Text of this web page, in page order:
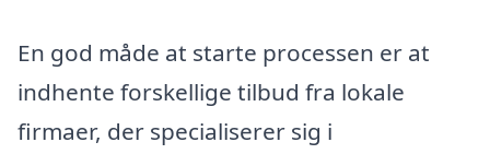
En god måde at starte processen er at
indhente forskellige tilbud fra lokale
firmaer, der specialiserer sig i